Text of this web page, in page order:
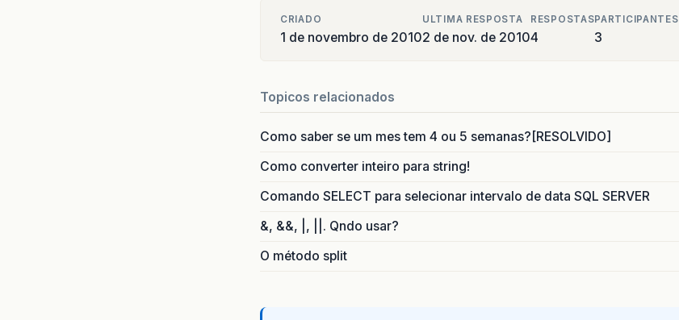
CRIADO
1 de novembro de 2010
ULTIMA RESPOSTA
2 de nov. de 2010
RESPOSTAS
4
PARTICIPANTES
3
Topicos relacionados
Como saber se um mes tem 4 ou 5 semanas?[RESOLVIDO]
Como converter inteiro para string!
Comando SELECT para selecionar intervalo de data SQL SERVER
&, &&, |, ||. Qndo usar?
O método split